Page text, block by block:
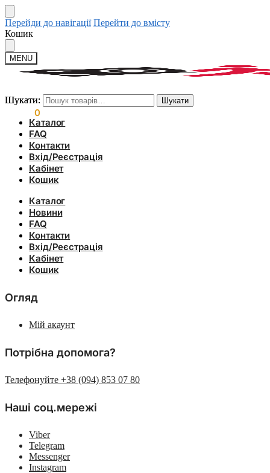
Перейди до навігації Перейти до вмісту
Кошик
MENU
Шукати: Шукати
0
Шукати: Шукати
Каталог
FAQ
Контакти
Вхід/Реєстрація
Кабінет
Кошик
Каталог
Новини
FAQ
Контакти
Вхід/Реєстрація
Кабінет
Кошик
Огляд
Мій акаунт
Потрібна допомога?
Телефонуйте +38 (094) 853 07 80
Наші соц.мережі
Viber
Telegram
Messenger
Instagram